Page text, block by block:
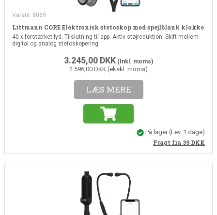
Varenr. 8869
Littmann CORE Elektronisk stetoskop med spejlblank klokke
40 x forstærket lyd. Tilslutning til app. Aktiv støjreduktion. Skift mellem
digital og analog stetoskopering.
3.245,00 DKK (Inkl. moms)
2.596,00 DKK (ekskl. moms)
LÆS MERE
På lager(Lev. 1 dage)
Fragt fra 39 DKK